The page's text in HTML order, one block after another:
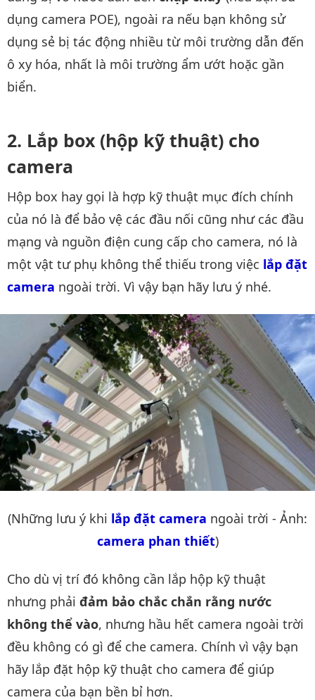
dụng camera POE), ngoài ra nếu bạn không sử
dụng sẻ bị tác động nhiều từ môi trường dẫn đến
ô xy hóa, nhất là môi trường ẩm ướt hoặc gần
biển.
Lắp box (hộp kỹ thuật) cho
camera
Hộp box hay gọi là hợp kỹ thuật mục đích chính
của nó là để bảo vệ các đầu nối cũng như các đầu
mạng và nguồn điện cung cấp cho camera, nó là
một vật tư phụ không thể thiếu trong việc lắp đặt
camera ngoài trời. Vì vậy bạn hãy lưu ý nhé.
(Những lưu ý khi lắp đặt camera ngoài trời - Ảnh:
camera phan thiết)
Cho dù vị trí đó không cần lắp hộp kỹ thuật
nhưng phải đảm bảo chắc chắn rằng nước
không thể vào, nhưng hầu hết camera ngoài trời
đều không có gì để che camera. Chính vì vậy bạn
hãy lắp đặt hộp kỹ thuật cho camera để giúp
camera của bạn bền bỉ hơn.